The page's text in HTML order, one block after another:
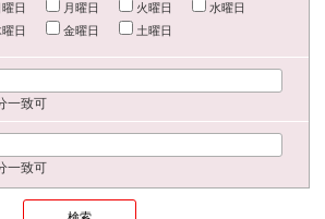
曜日 月曜日 火曜日
水曜日
曜日
金曜日 土曜日
一致可
一致可